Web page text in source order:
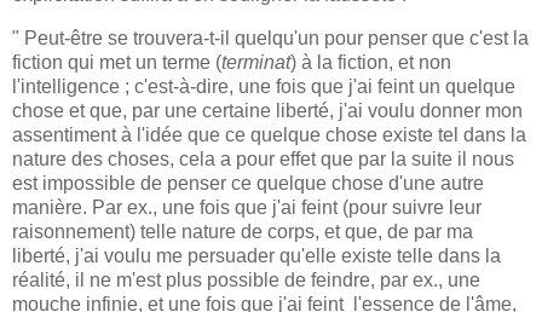
" Peut-être se trouvera-t-il quelqu'un pour penser que c'est la
fiction qui met un terme (terminat) à la fiction, et non
l'intelligence ; c'est-à-dire, une fois que j'ai feint un quelque
chose et que, par une certaine liberté, j'ai voulu donner mon
assentiment à l'idée que ce quelque chose existe tel dans la
nature des choses, cela a pour effet que par la suite il nous
est impossible de penser ce quelque chose d'une autre
manière. Par ex., une fois que j'ai feint (pour suivre leur
raisonnement) telle nature de corps, et que, de par ma
liberté, j'ai voulu me persuader qu'elle existe telle dans la
réalité, il ne m'est plus possible de feindre, par ex., une
mouche infinie, et une fois que j'ai feint l'essence de l'âme,